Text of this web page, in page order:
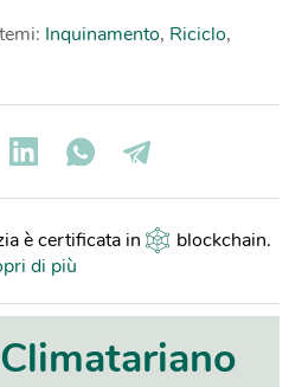
Inquinamento, Riciclo,
è certificata in blockchain.
di più